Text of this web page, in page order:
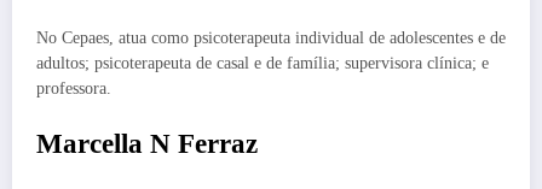
No Cepaes, atua como psicoterapeuta individual de adolescentes e de
adultos; psicoterapeuta de casal e de família; supervisora clínica; e
professora.
Marcella N Ferraz